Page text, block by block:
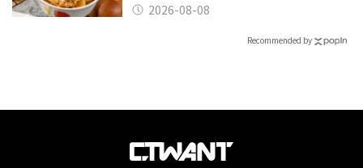
2026-08-08
Recommended by